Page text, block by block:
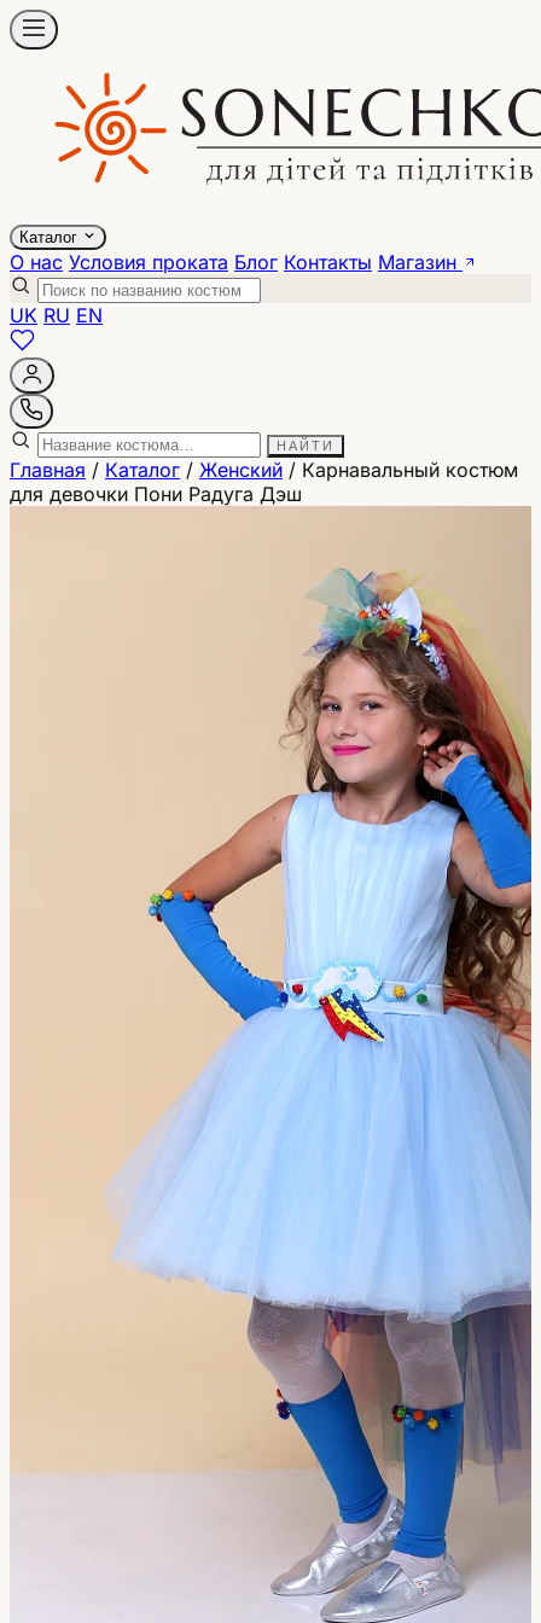
Каталог
О нас Условия проката Блог Контакты Магазин
UK RU EN
НАЙТИ
Главная / Каталог / Женский / Карнавальный костюм
для девочки Пони Радуга Дэш